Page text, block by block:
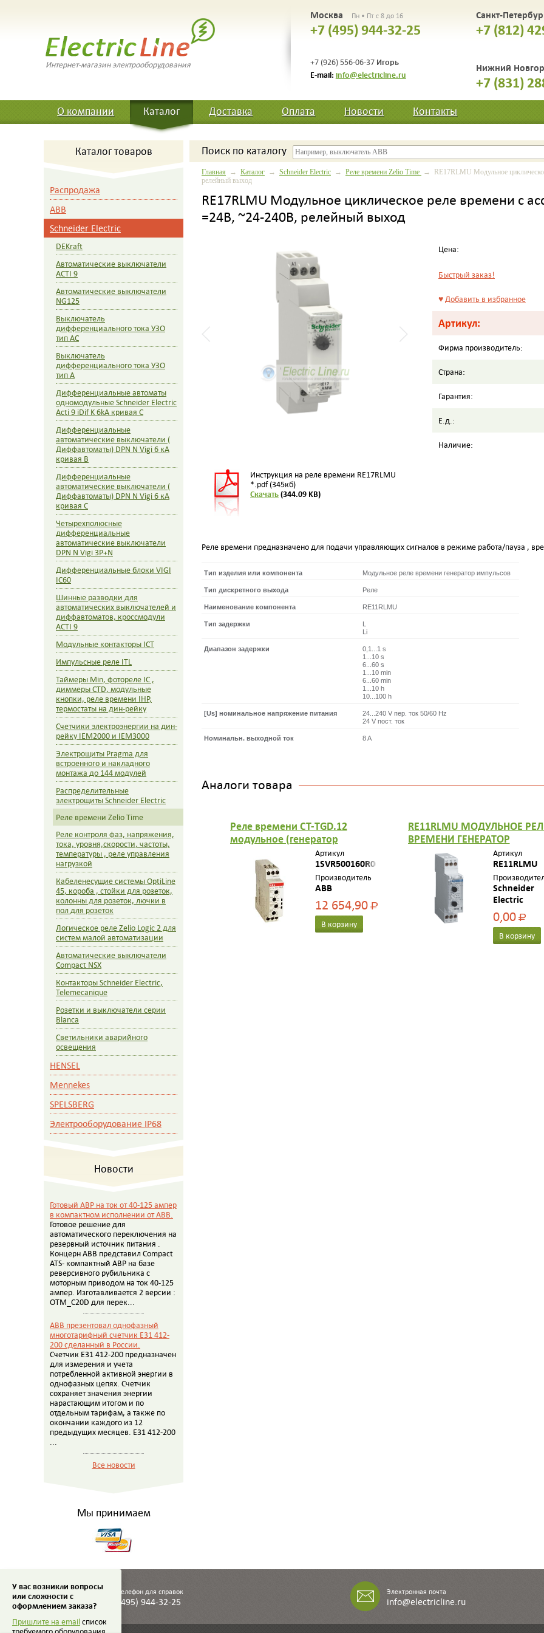
Интернет-магазин электрооборудования
Москва Пн • Пт с 8 до 16
+7 (495) 944-32-25
+7 (926) 556-06-37 Игорь
E-mail: info@electricline.ru
Санкт-
+7 (812)
Нижний
+7 (831)
О компании Каталог Доставка Оплата Новости Контакты
Каталог товаров
Распродажа
ABB
Schneider Electric
DEKraft
Автоматические выключатели
ACTI 9
Автоматические выключатели
NG125
Выключатель
дифференциального тока УЗО
тип AC
Выключатель
дифференциального тока УЗО
тип A
Дифференциальные автоматы
одномодульные Schneider Electric
Acti 9 iDif K 6kA кривая С
Дифференциальные
автоматические выключатели (
Диффавтоматы) DPN N Vigi 6 кА
кривая B
Дифференциальные
автоматические выключатели (
Диффавтоматы) DPN N Vigi 6 кА
кривая C
Четырехполюсные
дифференциальные
автоматические выключатели
DPN N Vigi 3P+N
Дифференциальные блоки VIGI
IC60
Шинные разводки для
автоматических выключателей и
диффавтоматов, кроссмодули
ACTI 9
Модульные контакторы ICT
Импульсные реле ITL
Таймеры Min, фотореле IC ,
диммеры CTD, модульные
кнопки, реле времени IHP,
термостаты на дин-рейку
Счетчики электроэнергии на дин-
рейку IEM2000 и IEM3000
Электрощиты Pragma для
встроенного и накладного
монтажа до 144 модулей
Распределительные
электрощиты Schneider Electric
Реле времени Zelio Time
Реле контроля фаз, напряжения,
тока, уровня,скорости, частоты,
температуры , реле управления
нагрузкой
Кабеленесущие системы OptiLine
45, короба , стойки для розеток,
колонны для розеток, лючки в
пол для розеток
Логическое реле Zelio Logic 2 для
систем малой автоматизации
Автоматические выключатели
Compact NSX
Контакторы Schneider Electric,
Telemecanique
Розетки и выключатели серии
Blanca
Светильники аварийного
освещения
HENSEL
Mennekes
SPELSBERG
Электрооборудование IP68
Новости
Готовый АВР на ток от 40-125 ампер
в компактном исполнении от АВВ.
Готовое решение для
автоматического переключения на
резервный источник питания .
Концерн АВВ представил Compact
ATS- компактный АВР на базе
реверсивного рубильника с
моторным приводом на ток 40-125
ампер. Изготавливается 2 версии :
OTM_C20D для перек...
ABB презентовал однофазный
многотарифный счетчик E31 412-
200 сделанный в России.
Счетчик E31 412-200 предназначен
для измерения и учета
потребленной активной энергии в
однофазных цепях. Счетчик
сохраняет значения энергии
нарастающим итогом и по
отдельным тарифам, а также по
окончании каждого из 12
предыдущих месяцев. E31 412-200
...
Все новости
Мы принимаем
Поиск по каталогу
Главная → Каталог → Schneider Electric → Реле времени Zelio Time → RE17RLMU Модульное
релейный выход
RE17RLMU Модульное циклическое реле времени с
=24В, ~24-240В, релейный выход
Цена:
Быстрый заказ!
♥Добавить в избранное
Артикул:
Фирма производитель:
Страна:
Гарантия:
Е.д.:
Наличие:
Инструкция на реле времени RE17RLMU
*.pdf (345кб)
Скачать(344.09 KB)
Реле времени предназначено для подачи управляющих сигналов в режиме работа/пауза ,
Тип изделия или компонента Модульное реле времени генератор импульсов
Тип дискретного выхода Реле
Наименование компонента RE11RLMU
Тип задержки
L
Li
Диапазон задержки
0,1...1 s
1...10 s
6...60 s
1...10 min
6...60 min
1...10 h
10...100 h
[Us] номинальное напряжение питания
24...240 V пер. ток 50/60 Hz
24 V пост. ток
Номинальн. выходной ток 8 A
Аналоги товара
Реле времени CT-TGD.12
модульное (генератор
импульсов) 24-48B DC, 24-
240B AC (7 временных
диапазонов 0,05с...100ч) 1ПК
Артикул
1SVR500160R0000
Производитель
ABB
12 654,90Р
В корзину
RE11RLMU МОДУЛЬНОЕ
ВРЕМЕНИ ГЕНЕРАТОР
АСИММЕТРИЧНЫХ
ИМПУЛЬСОВ =24В, ~24-240В,
РЕЛЕЙНЫЙ ВЫХОД
Артикул
RE11RLMU
Schneider
Electric
0,00Р
В корзину
Телефон для справок
(495) 944-32-25
Электронная почта
info@electricline.ru
У вас возникли вопросы
или сложности с
оформлением заказа?
Пришлите на emailсписок